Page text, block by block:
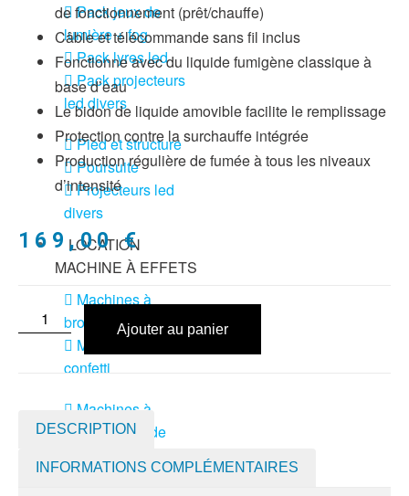
Pack jeux de
lumière + fog
Pack lyres led
Pack projecteurs
led divers
Pied et structure
Poursuite
Projecteurs led
divers
LOCATION
MACHINE À EFFETS
Machines à
brouillard
Machines à
confetti
Machines à
étincelles froide
fumée-geyser
de fonctionnement (prêt/chauffe)
Câble et télécommande sans fil inclus
Fonctionne avec du liquide fumigène classique à
base d’eau
Le bidon de liquide amovible facilite le remplissage
Protection contre la surchauffe intégrée
Production régulière de fumée à tous les niveaux
d’intensité
169,00€
Ajouter au panier
DESCRIPTION
INFORMATIONS COMPLÉMENTAIRES